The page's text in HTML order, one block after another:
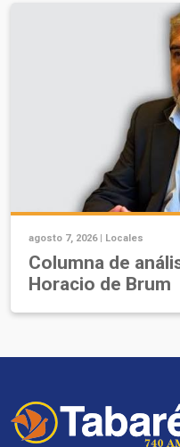
agosto 7, 2026 | Locales
Columna de
Horacio de Brum